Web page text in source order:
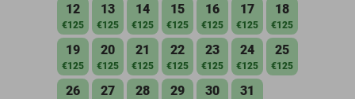
12
€125
13
€125
14
€125
15
€125
16
€125
17
€125
18
€125
19
€125
20
€125
21
€125
22
€125
23
€125
24
€125
25
€125
26 27 28 29 30 31